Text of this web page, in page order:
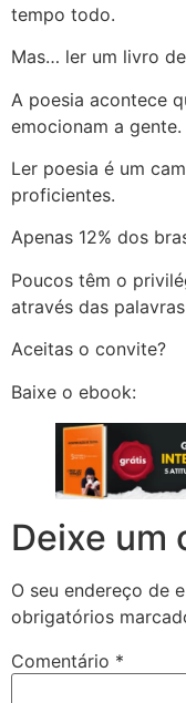
tempo todo.
Mas… ler um livro
A poesia acontece
emocionam a gente.
Ler poesia é um
proficientes.
Apenas 12% dos
Poucos têm o
através das
Aceitas o convite?
Baixe o ebook:
Deixe um
O seu endereço de
obrigatórios
Comentário *